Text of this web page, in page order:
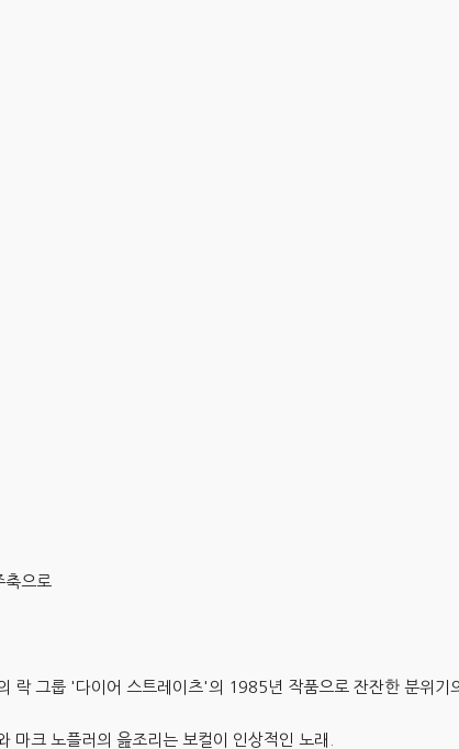
으로
락 그룹 '다이어 스트레이츠'의 1985년 작품으로 잔잔한 분위기
마크 노플러의 읊조리는 보컬이 인상적인 노래.